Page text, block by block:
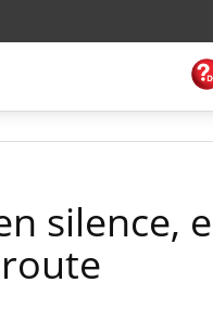
silence,